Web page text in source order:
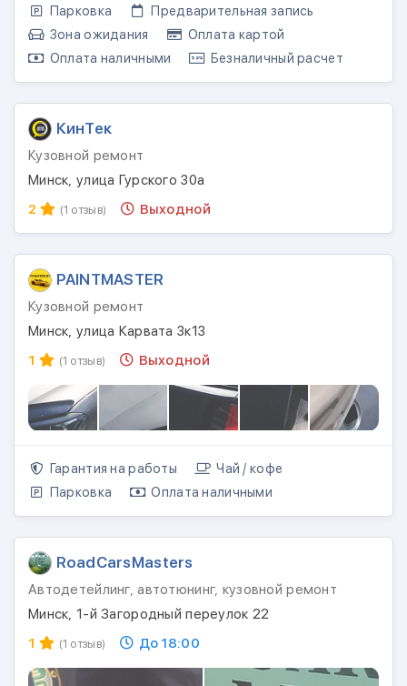
Парковка
Предварительная запись
Зона ожидания
Оплата картой
Оплата наличными
Безналичный расчет
КинТек
Кузовной ремонт
Минск, улица Гурского 30а
2
(1 отзыв) Выходной
PAINTMASTER
Кузовной ремонт
Минск, улица Карвата 3к13
1
(1 отзыв) Выходной
Гарантия на работы
Чай / кофе
Парковка
Оплата наличными
RoadCarsMasters
Автодетейлинг, автотюнинг, кузовной ремонт
Минск, 1-й Загородный переулок 22
1
(1 отзыв) До 18:00